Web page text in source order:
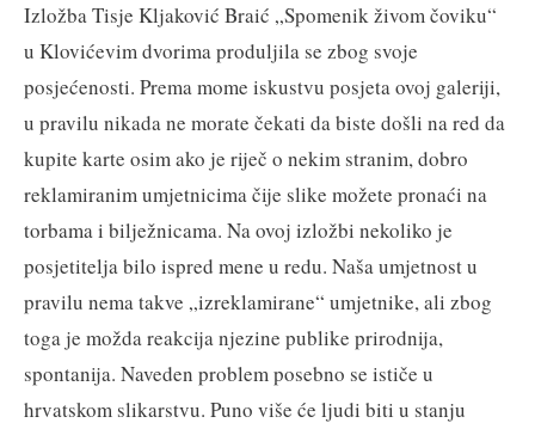
Izložba Tisje Kljaković Braić „Spomenik živom čoviku“
u Klovićevim dvorima produljila se zbog svoje
posjećenosti. Prema mome iskustvu posjeta ovoj galeriji,
u pravilu nikada ne morate čekati da biste došli na red da
kupite karte osim ako je riječ o nekim stranim, dobro
reklamiranim umjetnicima čije slike možete pronaći na
torbama i bilježnicama. Na ovoj izložbi nekoliko je
posjetitelja bilo ispred mene u redu. Naša umjetnost u
pravilu nema takve „izreklamirane“ umjetnike, ali zbog
toga je možda reakcija njezine publike prirodnija,
spontanija. Naveden problem posebno se ističe u
hrvatskom slikarstvu. Puno više će ljudi biti u stanju